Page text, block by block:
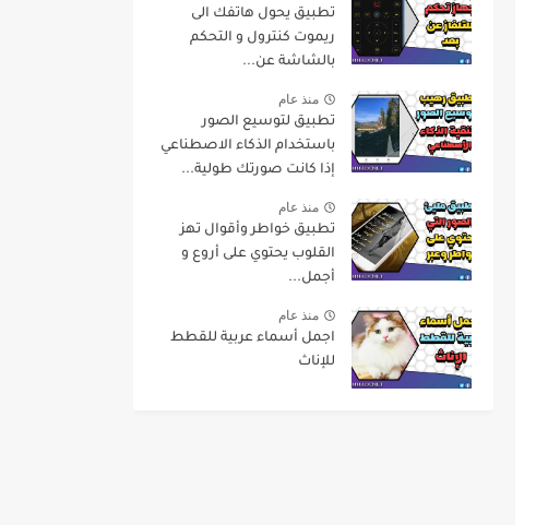
تطبيق يحول هاتفك الى
ريموت كنترول و التحكم
بالشاشة عن...
منذ عام
تطبيق لتوسيع الصور
باستخدام الذكاء الاصطناعي
إذا كانت صورتك طولية...
منذ عام
تطبيق خواطر وأقوال تهز
القلوب يحتوي على أروع و
أجمل...
منذ عام
اجمل أسماء عربية للقطط
للإناث